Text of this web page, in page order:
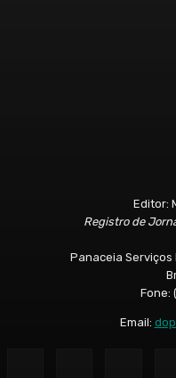
Editor:
Registro de
Panaceia Serviços
Fone:
Email: